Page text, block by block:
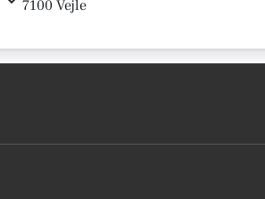
7100 Vejle